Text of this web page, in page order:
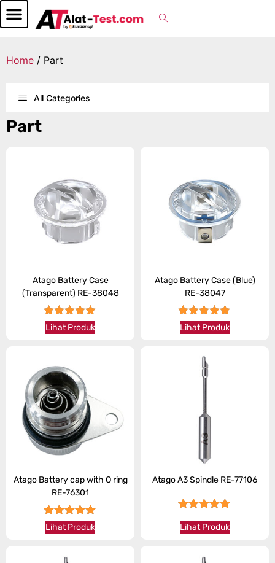
Home / Part
All Categories
Part
Atago Battery Case
(Transparent) RE-38048
★★★★★
Lihat Produk
Atago Battery Case (Blue)
RE-38047
★★★★★
Lihat Produk
Atago Battery cap with O ring
RE-76301
★★★★★
Lihat Produk
Atago A3 Spindle RE-77106
Lihat Produk